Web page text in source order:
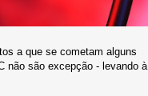
a que se cometam alguns
não são excepção - levando à